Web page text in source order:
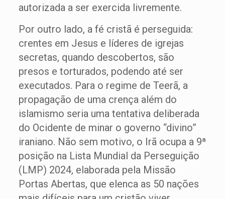
autorizada a ser exercida livremente.
Por outro lado, a fé cristã é perseguida:
crentes em Jesus e líderes de igrejas
secretas, quando descobertos, são
presos e torturados, podendo até ser
executados. Para o regime de Teerã, a
propagação de uma crença além do
islamismo seria uma tentativa deliberada
do Ocidente de minar o governo “divino”
iraniano. Não sem motivo, o Irã ocupa a 9ª
posição na Lista Mundial da Perseguição
(LMP) 2024, elaborada pela Missão
Portas Abertas, que elenca as 50 nações